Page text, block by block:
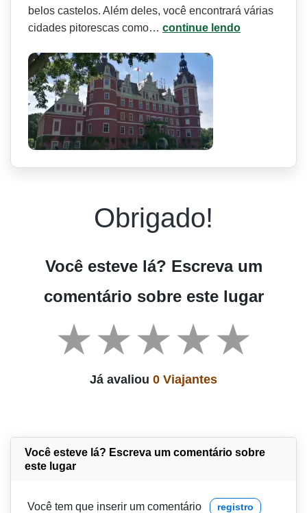
belos castelos. Além deles, você encontrará várias
cidades pitorescas como… continue lendo
Obrigado!
Você esteve lá? Escreva um
comentário sobre este lugar
Já avaliou 0 Viajantes
Você esteve lá? Escreva um comentário sobre
este lugar
Você tem que inserir um comentário registro